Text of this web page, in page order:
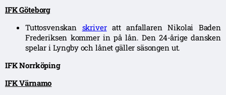
IFK Göteborg
Tuttosvenskan skriveratt anfallaren Nikolai Baden
Frederiksen kommer in på lån. Den 24-årige dansken
spelar i Lyngby och lånet gäller säsongen ut.
IFK Norrköping
IFK Värnamo